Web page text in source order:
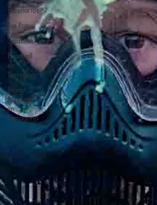
Escenarios
Tus Fotos
Splatoon
Paintball
en
Tarragona
Team
Building
en
Tarragona